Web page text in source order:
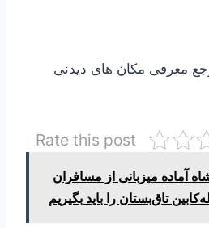
معرفی مکان های دیدنی
Rate this post
آماده میزبانی از مسافران
تاق‌بستان را باید بگیریم